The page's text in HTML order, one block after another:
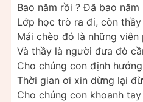
Bao năm rồi ? Đã bao
Lớp học trò ra đi, còn
Mái chèo đó là những viên
Và thầy là người đưa đò
Cho chúng con định
Thời gian ơi xin dừng lại
Cho chúng con khoanh